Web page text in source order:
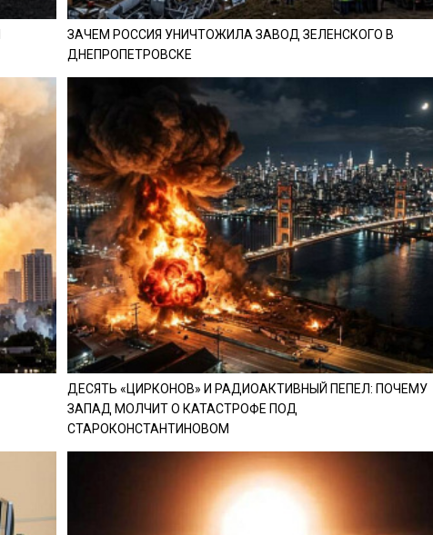
ЗАЧЕМ РОССИЯ УНИЧТОЖИЛА ЗАВОД ЗЕЛЕНСКОГО В
ДНЕПРОПЕТРОВСКЕ
ДЕСЯТЬ «ЦИРКОНОВ» И РАДИОАКТИВНЫЙ ПЕПЕЛ: ПОЧЕМУ
ЗАПАД МОЛЧИТ О КАТАСТРОФЕ ПОД
СТАРОКОНСТАНТИНОВОМ